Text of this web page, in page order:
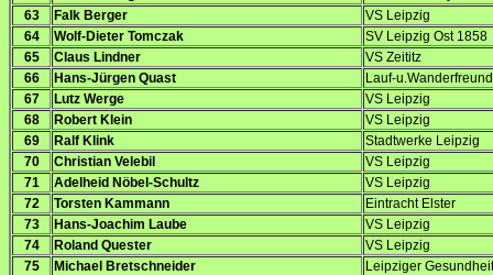
63
Falk Berger
VS Leipzig
64
Wolf-Dieter Tomczak
SV Leipzig Ost 1858
65
Claus Lindner
VS Zeititz
66
Hans-Jürgen Quast
Lauf-
67
Lutz Werge
VS Leipzig
68
Robert Klein
VS Leipzig
69
Ralf Klink
Stadtwerke Leipzig
70
Christian Velebil
VS Leipzig
71
Adelheid Nöbel-Schultz
VS Leipzig
72
Torsten Kammann
Eintracht Elster
73
Hans-Joachim Laube
VS Leipzig
74
Roland Quester
VS Leipzig
75
Michael Bretschneider
Leipziger